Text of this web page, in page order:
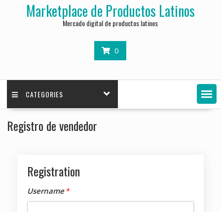
Marketplace de Productos Latinos
Mercado digital de productos latinos
0
CATEGORIES
Registro de vendedor
Registration
Username *